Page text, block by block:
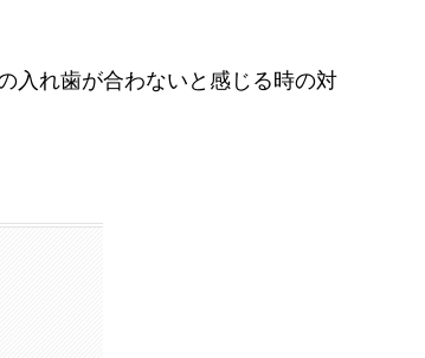
入れ歯が合わないと感じる時の対